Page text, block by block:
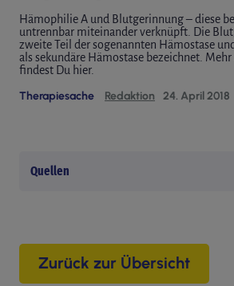
Hämophilie A und Blutgerinnung – diese
untrennbar miteinander verknüpft. Die
zweite Teil der sogenannten Hämostase
als sekundäre Hämostase bezeichnet.
findest Du hier.
Therapiesache Redaktion 24. April 2018
Quellen
Pschyrembel Online |
Pschyrembel Online | Thrombose
Zurück zur Übersicht